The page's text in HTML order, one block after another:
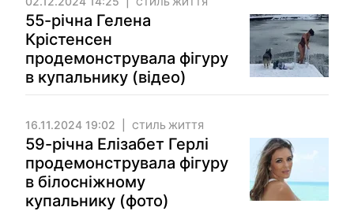
55-річна Гелена
Крістенсен
продемонструвала фігуру
в купальнику (відео)
16.11.2024 19:02 СТИЛЬ ЖИТТЯ
59-річна Елізабет Герлі
продемонструвала фігуру
в білосніжному
купальнику (фото)